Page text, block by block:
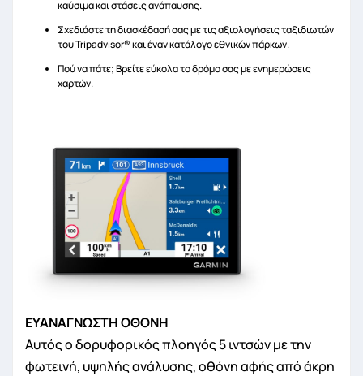
καύσιμα και στάσεις ανάπαυσης.
Σχεδιάστε τη διασκέδασή σας με τις αξιολογήσεις ταξιδιωτών
του Tripadvisor® και έναν κατάλογο εθνικών πάρκων.
Πού να πάτε; Βρείτε εύκολα το δρόμο σας με ενημερώσεις
χαρτών.
ΕΥΑΝΑΓΝΩΣΤΗ ΟΘΟΝΗ
Αυτός ο δορυφορικός πλοηγός 5 ιντσών με την
φωτεινή, υψηλής ανάλυσης, οθόνη αφής από άκρη